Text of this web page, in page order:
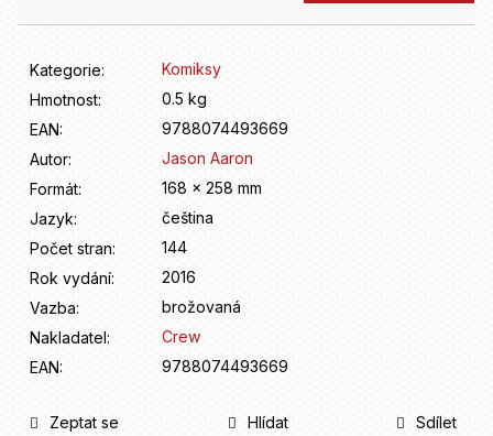
Kategorie:
Komiksy
Hmotnost:
0.5 kg
EAN:
9788074493669
Autor:
Jason Aaron
Formát:
168 x 258 mm
Jazyk:
čeština
Počet stran:
144
Rok vydání:
2016
Vazba:
brožovaná
Nakladatel:
Crew
EAN: 9788074493669
Zeptat se Hlídat Sdílet
r
č
u
e
e